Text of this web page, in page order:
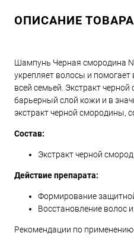
ОПИСАНИЕ ТОВАРА
Шампунь Черная смородина
укрепляет волосы и
всей семьей. Экстракт
барьерный слой кожи и в
экстракт черной смородины,
Состав:
Экстракт черной
Действие препарата:
Формирование
Восстановление волос
Рекомендации по